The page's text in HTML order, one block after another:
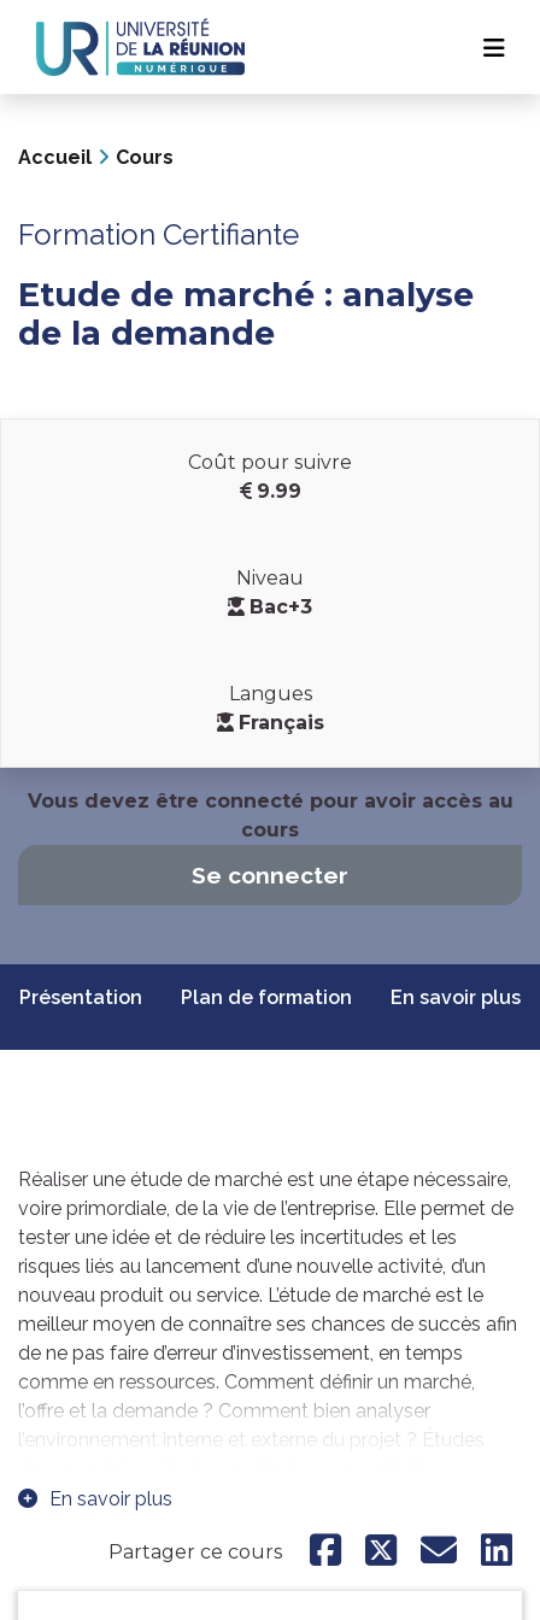
contenu
principal
Navigation
principale
Accueil Cours
Formation Certifiante
Etude de marché : analyse
de la demande
Coût pour suivre
9.99
Niveau
Bac+3
Langues
Français
Vous devez être connecté pour avoir accès au
cours
Se connecter
Présentation Plan de formation En savoir plus
Réaliser une étude de marché est une étape nécessaire,
voire primordiale, de la vie de l’entreprise. Elle permet de
tester une idée et de réduire les incertitudes et les
risques liés au lancement d’une nouvelle activité, d’un
nouveau produit ou service. L’étude de marché est le
meilleur moyen de connaître ses chances de succès afin
de ne pas faire d’erreur d’investissement, en temps
comme en ressources. Comment définir un marché,
l’offre et la demande ? Comment bien analyser
l’environnement interne et externe du projet ? Études
méthodes “Test & Learn” et panels… quels sont les outils
En savoir plus
Partager ce cours